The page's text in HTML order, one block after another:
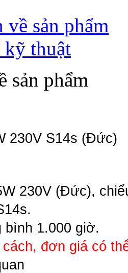
sản phẩm
kỹ thuật
sản phẩm
230V S14s (Đức)
230V (Đức),
bình 1.000 giờ.
đơn giá có